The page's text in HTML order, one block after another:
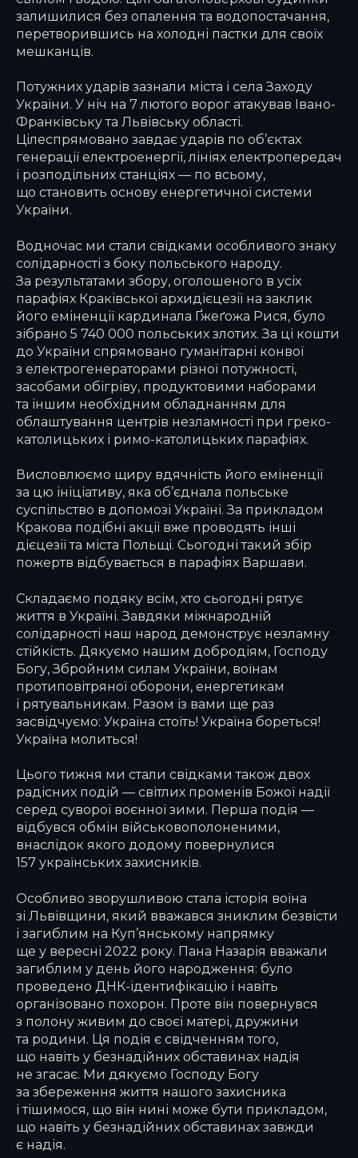
залишилися без опалення та водопостачання,
перетворившись на холодні пастки для своїх
мешканців.
Потужних ударів зазнали міста і села Заходу
України. У ніч на 7 лютого ворог атакував Івано-
Франківську та Львівську області.
Цілеспрямовано завдає ударів по об’єктах
генерації електроенергії, лініях електропередач
і розподільних станціях — по всьому,
що становить основу енергетичної системи
України.
Водночас ми стали свідками особливого знаку
солідарності з боку польського народу.
За результатами збору, оголошеного в усіх
парафіях Краківської архидієцезії на заклик
його еміненції кардинала Ґжеґожа Рися, було
зібрано 5 740 000 польських злотих. За ці кошти
до України спрямовано гуманітарні конвої
з електрогенераторами різної потужності,
засобами обігріву, продуктовими наборами
та іншим необхідним обладнанням для
облаштування центрів незламності при греко-
католицьких і римо-католицьких парафіях.
Висловлюємо щиру вдячність його еміненції
за цю ініціативу, яка об’єднала польське
суспільство в допомозі Україні. За прикладом
Кракова подібні акції вже проводять інші
дієцезії та міста Польщі. Сьогодні такий збір
пожертв відбувається в парафіях Варшави.
Складаємо подяку всім, хто сьогодні рятує
життя в Україні. Завдяки міжнародній
солідарності наш народ демонструє незламну
стійкість. Дякуємо нашим добродіям, Господу
Богу, Збройним силам України, воїнам
протиповітряної оборони, енергетикам
і рятувальникам. Разом із вами ще раз
засвідчуємо: Україна стоїть! Україна бореться!
Україна молиться!
Цього тижня ми стали свідками також двох
радісних подій — світлих променів Божої надії
серед суворої воєнної зими. Перша подія —
відбувся обмін військовополоненими,
внаслідок якого додому повернулися
157 українських захисників.
Особливо зворушливою стала історія воїна
зі Львівщини, який вважався зниклим безвісти
і загиблим на Куп’янському напрямку
ще у вересні 2022 року. Пана Назарія вважали
загиблим у день його народження: було
проведено ДНК-ідентифікацію і навіть
організовано похорон. Проте він повернувся
з полону живим до своєї матері, дружини
та родини. Ця подія є свідченням того,
що навіть у безнадійних обставинах надія
не згасає. Ми дякуємо Господу Богу
за збереження життя нашого захисника
і тішимося, що він нині може бути прикладом,
що навіть у безнадійних обставинах завжди
є надія.